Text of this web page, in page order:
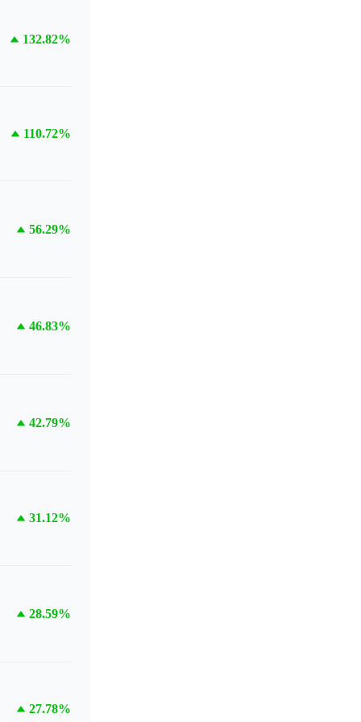
132.82%
110.72%
56.29%
46.83%
42.79%
31.12%
28.59%
27.78%